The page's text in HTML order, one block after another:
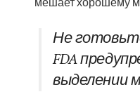
Не
FDA
выделении